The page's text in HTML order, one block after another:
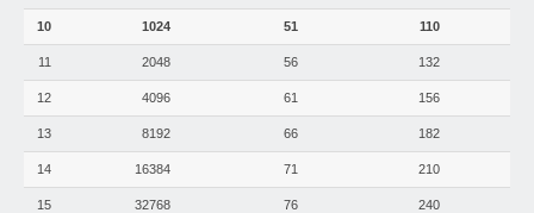
10 1024 51 110
11 2048 56 132
12 4096 61 156
13 8192 66 182
14 16384 71 210
15 32768 76 240